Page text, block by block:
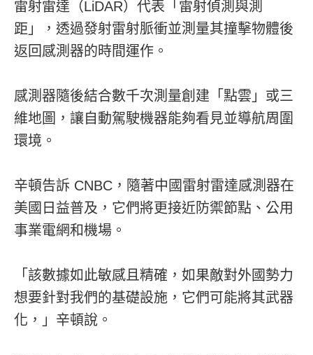
雷射雷達（LiDAR）代表「雷射偵測與測
距」，透過發射雷射脈衝並測量其撞擊物體後
返回感測器的時間運作。
感測器隨後結合數千次測量創建「點雲」或三
維地圖，讓自動駕駛機器能夠看見並導航周圍
環境。
辛頓告訴 CNBC，隨著中國雷射雷達感測器在
美國日益普及，它們將更接近防禦節點、公用
事業電網和機場。
「該數據如此敏感且精確，如果敵對外國勢力
想要針對我們的基礎設施，它們可能將其武器
化，」辛頓說。